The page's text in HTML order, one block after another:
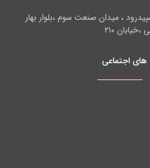
، میدان صنعت سوم ،بلوار بهار
۲۱۰
های اجتماعی